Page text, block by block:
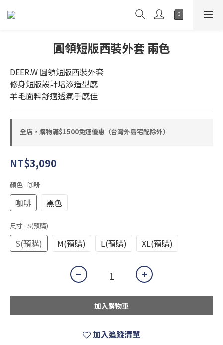
圓領短版西裝外套 兩色
DEER.W 圓領短版西裝外套
修身短版設計增添造型感
羊毛面料舒適透氣手感佳
全店，購物滿$1500免運優惠（台灣外島宅配除外）
NT$3,090
顏色 : 咖啡
咖啡 黑色
尺寸 : S(預購)
S(預購) M(預購) L(預購) XL(預購)
加入購物車
加入追蹤清單